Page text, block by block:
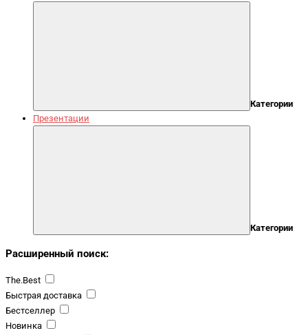
Категории
Презентации
Категории
Расширенный поиск:
The.Best
Быстрая доставка
Бестселлер
Новинка